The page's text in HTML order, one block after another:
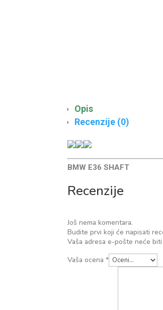
Opis
Recenzije (0)
BMW E36 SHAFT
Recenzije
Još nema komentara.
Budite prvi koji će napisati
Vaša adresa e-pošte neće
Vaša ocena*